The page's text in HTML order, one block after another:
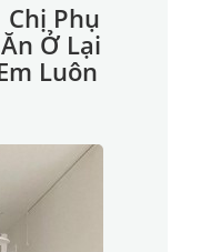
Chị Phụ
Ở Lại
Luôn